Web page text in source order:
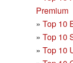
Premium
» Top 10
» Top 10
» Top 10